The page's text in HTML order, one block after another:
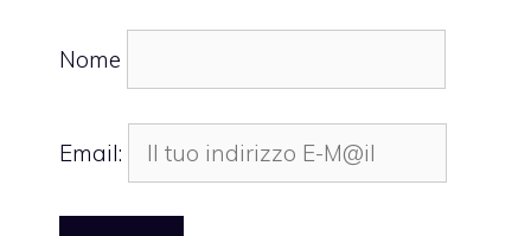
Nome
Email: